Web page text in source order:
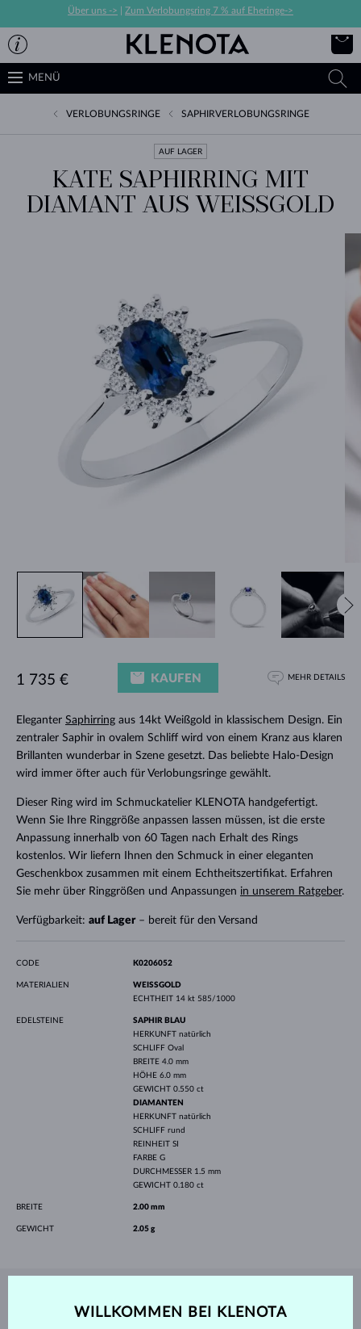
Über uns -> Zum Verlobungsring 7 % auf Eheringe->
MENÜ
VERLOBUNGSRINGE SAPHIRVERLOBUNGSRINGE
AUF LAGER
KATE SAPHIRRING MIT
DIAMANT AUS WEISSGOLD
Eleganter Saphirringaus 14kt Weißgold in klassischem Design. Ein
zentraler Saphir in ovalem Schliff wird von einem Kranz aus klaren
Brillanten wunderbar in Szene gesetzt. Das beliebte Halo-Design
wird immer öfter auch für Verlobungsringe gewählt.
Dieser Ring wird im Schmuckatelier KLENOTA handgefertigt.
Wenn Sie Ihre Ringgröße anpassen lassen müssen, ist die erste
Anpassung innerhalb von 60 Tagen nach Erhalt des Rings
kostenlos. Wir liefern Ihnen den Schmuck in einer eleganten
Geschenkbox zusammen mit einem Echtheitszertifikat. Erfahren
Sie mehr über Ringgrößen und Anpassungen in unserem Ratgeber.
Verfügbarkeit: auf Lager– bereit für den Versand
1 735 € KAUFEN MEHR DETAILS
CODE K0206052
MATERIALIEN
WEISSGOLD
ECHTHEIT 14 kt 585/1000
EDELSTEINE
SAPHIR BLAU
HERKUNFT natürlich
SCHLIFF Oval
BREITE 4.0 mm
HÖHE 6.0 mm
GEWICHT 0.550 ct
DIAMANTEN
HERKUNFT natürlich
SCHLIFF rund
REINHEIT SI
FARBE G
DURCHMESSER 1.5 mm
GEWICHT 0.180 ct
BREITE 2.00 mm
GEWICHT 2.05 g
SCHMUCK AUS DEMKLENOTA ATELIER
WILLKOMMEN BEI KLENOTA